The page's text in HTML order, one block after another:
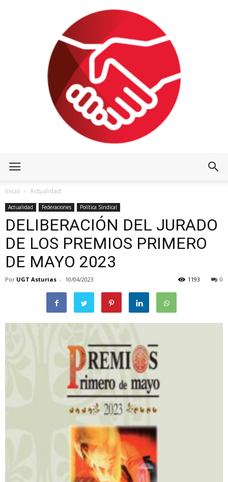
Inicio Actualidad
Actualidad Federaciones Política Sindical
DELIBERACIÓN DEL JURADO
DE LOS PREMIOS PRIMERO
DE MAYO 2023
Por UGT Asturias - 10/04/2023 0
1193